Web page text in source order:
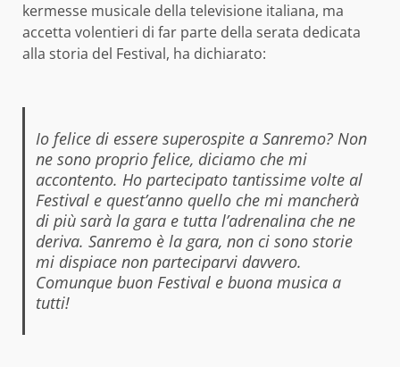
kermesse musicale della televisione italiana, ma
accetta volentieri di far parte della serata dedicata
alla storia del Festival, ha dichiarato:
Io felice di essere superospite a Sanremo? Non
ne sono proprio felice, diciamo che mi
accontento. Ho partecipato tantissime volte al
Festival e quest’anno quello che mi mancherà
di più sarà la gara e tutta l’adrenalina che ne
deriva. Sanremo è la gara, non ci sono storie
mi dispiace non parteciparvi davvero.
Comunque buon Festival e buona musica a
tutti!